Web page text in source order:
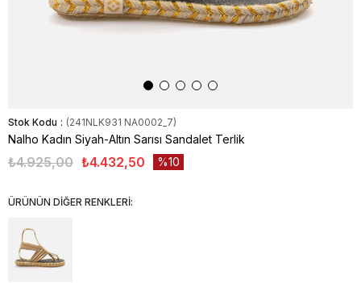
Stok Kodu (241NLK931 NA0002_7)
Nalho Kadın Siyah-Altın Sarısı Sandalet Terlik
₺4.925,00 ₺4.432,50 10
ÜRÜNÜN DİĞER RENKLERİ: